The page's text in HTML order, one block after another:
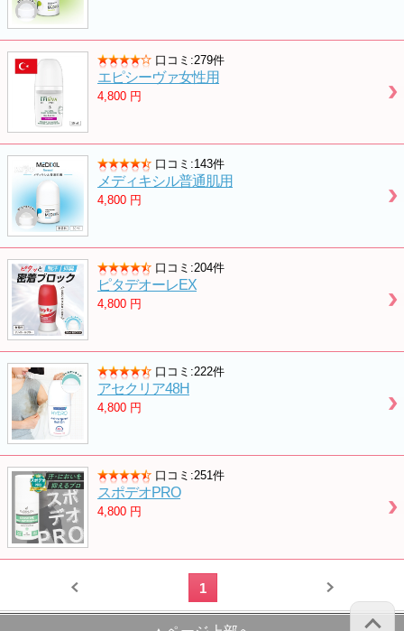
口コミ:279件
エピシーヴァ女性用
4,800 円
口コミ:143件
メディキシル普通肌用
4,800 円
口コミ:204件
ピタデオーレEX
4,800 円
口コミ:222件
アセクリア48H
4,800 円
口コミ:251件
スポデオPRO
4,800 円
1